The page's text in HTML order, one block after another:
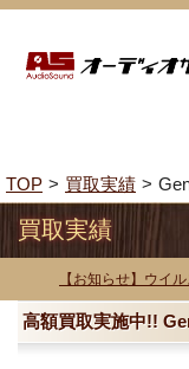
TOP 買取実績
買取実績
【お知らせ】ウイ
高額買取実施中!!